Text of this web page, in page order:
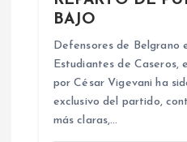
BAJO
Defensores de Belgrano
Estudiantes de Caseros,
por César Vigevani ha
exclusivo del partido,
más claras,…